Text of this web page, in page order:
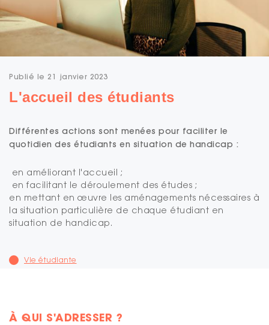
Publié le 21 janvier 2023
L'accueil des étudiants
Différentes actions sont menées pour faciliter le
quotidien des étudiants en situation de handicap :
en améliorant l'accueil ;
en facilitant le déroulement des études ;
en mettant en œuvre les aménagements nécessaires à
la situation particulière de chaque étudiant en
situation de handicap.
Vie étudiante
À QUI S'ADRESSER ?